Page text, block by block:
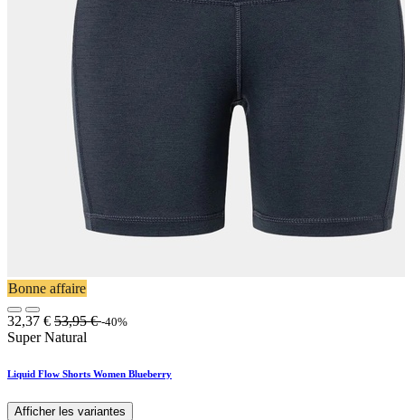
Bonne affaire
32,37 € 53,95€ -40%
Super Natural
Liquid Flow Shorts Women Blueberry
Afficher les variantes